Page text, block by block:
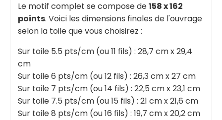
Le motif complet se compose de158 x 162
points. Voici les dimensions finales de l'ouvrage
selon la toile que vous choisirez :
Sur toile 5.5 pts/cm (ou 11 fils) : 28,7 cm x 29,4
cm
Sur toile 6 pts/cm (ou 12 fils) : 26,3 cm x 27 cm
Sur toile 7 pts/cm (ou 14 fils) : 22,5 cm x 23,1 cm
Sur toile 7.5 pts/cm (ou 15 fils) : 21 cm x 21,6 cm
Sur toile 8 pts/cm (ou 16 fils) : 19,7 cm x 20,2 cm